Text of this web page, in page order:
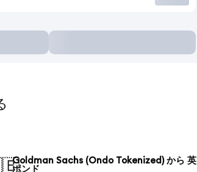
Goldman Sachs (Ondo Tokenized) から 英
ポンド